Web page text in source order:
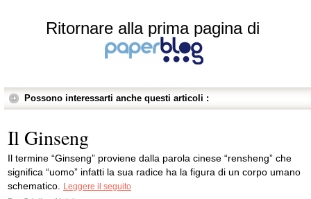
Ritornare alla prima pagina di
Possono interessarti anche questi articoli :
Il Ginseng
Il termine “Ginseng” proviene dalla parola cinese “rensheng” che
significa “uomo” infatti la sua radice ha la figura di un corpo umano
schematico.
Leggere il seguito